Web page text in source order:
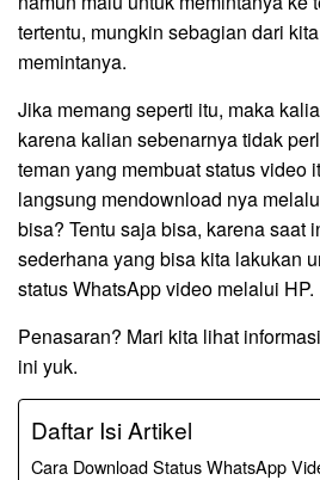
tertentu, mungkin sebagian dari
memintanya.
Jika memang seperti itu, maka
karena kalian sebenarnya tidak
teman yang membuat status video
langsung mendownload nya
bisa? Tentu saja bisa, karena saat
sederhana yang bisa kita lakukan
status WhatsApp video melalui HP.
Penasaran? Mari kita lihat
ini yuk.
Daftar Isi Artikel
Cara Download Status WhatsApp